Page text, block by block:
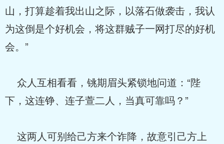
山，打算趁着我出山之际，以落石做袭击，我认
为这倒是个好机会，将这群贼子一网打尽的好机
会。”
众人互相看看，铫期眉头紧锁地问道：“陛
下，这连铮、连子萱二人，当真可靠吗？”
这两人可别给己方来个诈降，故意引己方上